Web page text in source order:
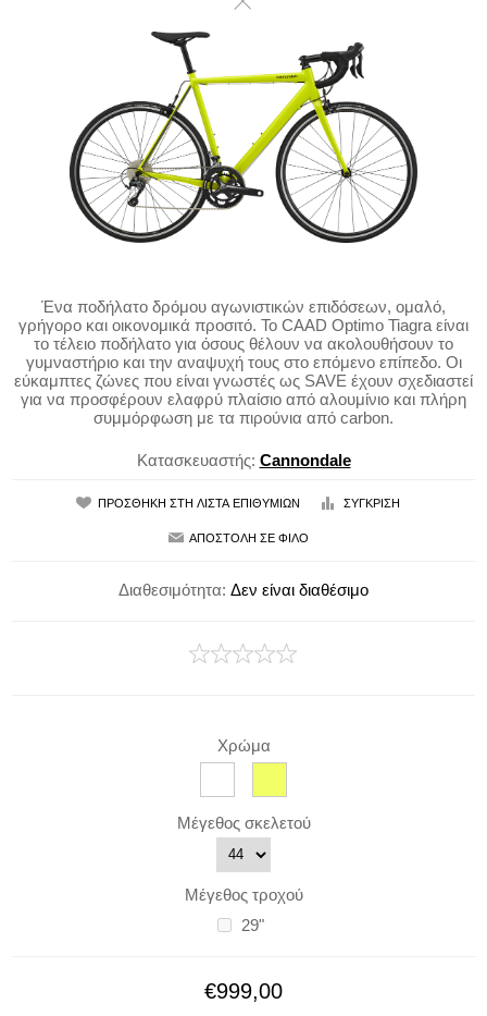
Ένα ποδήλατο δρόμου αγωνιστικών επιδόσεων, ομαλό,
γρήγορο και οικονομικά προσιτό. Το CAAD Optimo Tiagra είναι
το τέλειο ποδήλατο για όσους θέλουν να ακολουθήσουν το
γυμναστήριο και την αναψυχή τους στο επόμενο επίπεδο. Οι
εύκαμπτες ζώνες που είναι γνωστές ως SAVE έχουν σχεδιαστεί
για να προσφέρουν ελαφρύ πλαίσιο από αλουμίνιο και πλήρη
συμμόρφωση με τα πιρούνια από carbon.
Κατασκευαστής: Cannondale
Διαθεσιμότητα: Δεν είναι διαθέσιμο
Χρώμα
Μέγεθος σκελετού
Μέγεθος τροχού
29"
€999,00